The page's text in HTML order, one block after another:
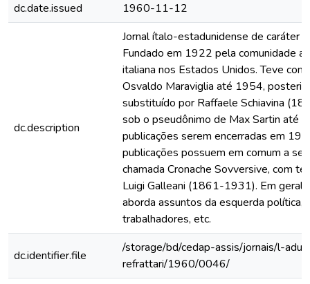
dc.date.issued
1960-11-12
dc.description
Jornal ítalo-estadunidense de caráter
Fundado em 1922 pela comunidade
italiana nos Estados Unidos. Teve
Osvaldo Maraviglia até 1954,
substituído por Raffaele Schiavina
sob o pseudônimo de Max Sartin até
publicações serem encerradas em
publicações possuem em comum a
chamada Cronache Sovversive, com
Luigi Galleani (1861-1931). Em geral,
aborda assuntos da esquerda política,
trabalhadores, etc.
dc.identifier.file
/storage/bd/cedap-assis/jornais/l-
refrattari/1960/0046/